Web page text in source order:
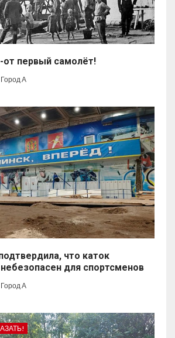
от первый самолёт!
Город А
что каток
для спортсменов
Город А